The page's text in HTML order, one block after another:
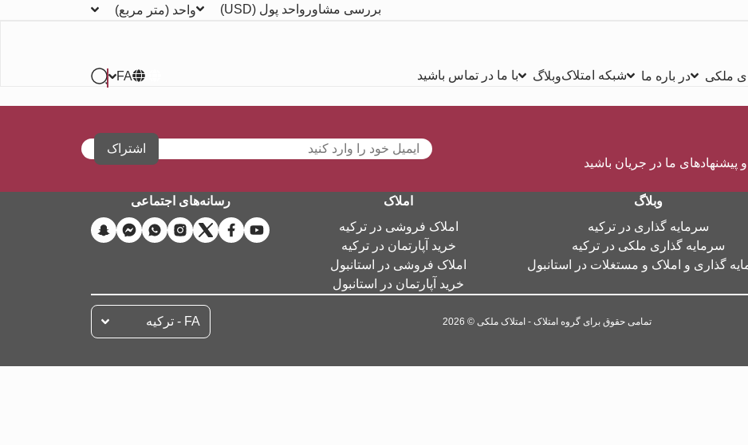
بررسی مشاور واحد پول (USD) واحد (متر مربع)
ملکی در باره ما شبکه امتلاکوبلاگ با ما در تماس باشید FA
پیشنهادهای ما در جریان باشید
اشتراک
وبلاگ
سرمایه گذاری در ترکیه
سرمایه گذاری ملکی در ترکیه
گذاری و املاک و مستغلات در استانبول
املاک
املاک فروشی در ترکیه
خرید آپارتمان در ترکیه
املاک فروشی در استانبول
خرید آپارتمان در استانبول
رسانه‌های اجتماعی
تمامی حقوق برای گروه امتلاک - امتلاک ملکی © 2026 FA - تركيه